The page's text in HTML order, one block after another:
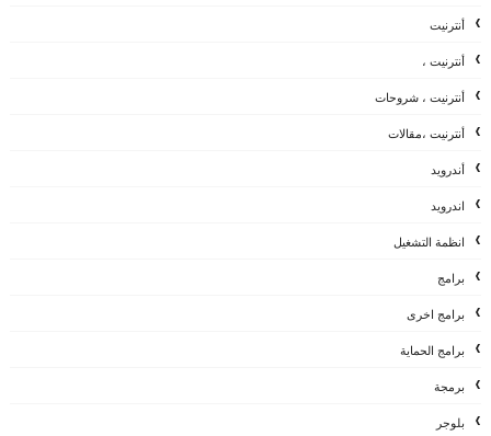
أنترنيت
أنترنيت ،
أنترنيت ، شروحات
أنترنيت ،مقالات
أندرويد
اندرويد
انظمة التشغيل
برامج
برامج اخرى
برامج الحماية
برمجة
بلوجر